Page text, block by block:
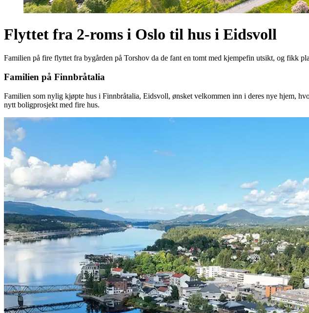
Flyttet fra 2-roms i Oslo til hus i Eidsvoll
Familien på fire flyttet fra bygården på Torshov da de fant en tomt med kjempefin utsikt, og fikk
Familien på Finnbråtalia
Familien som nylig kjøpte hus i Finnbråtalia, Eidsvoll, ønsket velkommen inn i deres nye hjem,
nytt boligprosjekt med fire hus.